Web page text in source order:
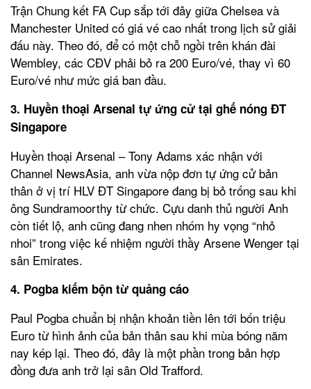
Trận Chung kết FA Cup sắp tới đây giữa Chelsea và
Manchester United có giá vé cao nhất trong lịch sử giải
đấu này. Theo đó, để có một chỗ ngồi trên khán đài
Wembley, các CĐV phải bỏ ra 200 Euro/vé, thay vì 60
Euro/vé như mức giá ban đầu.
3. Huyền thoại Arsenal tự ứng cử tại ghế nóng ĐT
Singapore
Huyền thoại Arsenal – Tony Adams xác nhận với
Channel NewsAsia, anh vừa nộp đơn tự ứng cử bản
thân ở vị trí HLV ĐT Singapore đang bị bỏ trống sau khi
ông Sundramoorthy từ chức. Cựu danh thủ người Anh
còn tiết lộ, anh cũng đang nhen nhóm hy vọng “nhỏ
nhoi” trong việc kế nhiệm người thầy Arsene Wenger tại
sân Emirates.
4. Pogba kiếm bộn từ quảng cáo
Paul Pogba chuẩn bị nhận khoản tiền lên tới bốn triệu
Euro từ hình ảnh của bản thân sau khi mùa bóng năm
nay kép lại. Theo đó, đây là một phần trong bản hợp
đồng đưa anh trở lại sân Old Trafford.